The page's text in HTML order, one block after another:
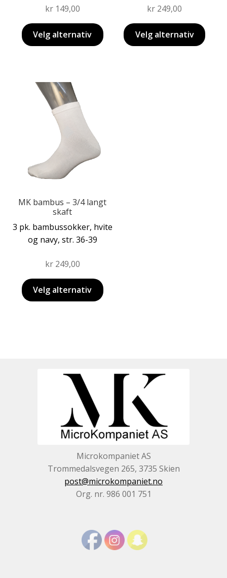
kr149,00
Velg alternativ
varianter.
Alternativene
kan
kr 249,00
Velg alternativ
Alternativene
velges
MK bambus – 3/4 langt
skaft
3 pk. bambussokker, hvite
og navy, str. 36-39
kr249,00
Velg alternativ
Dette
produktet
har
flere
Alternativene
velges
på
Microkompaniet AS
Trommedalsvegen 265, 3735 Skien
post@microkompaniet.no
Org. nr. 986 001 751